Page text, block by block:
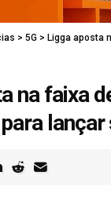
> 5G > Ligga aposta na faixa de
na faixa
lançar